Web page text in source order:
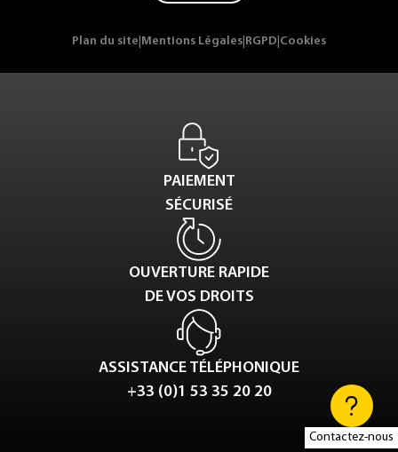
Contactez-nous
Plan du site Mentions Légales RGPD Cookies
PAIEMENT
SÉCURISÉ
OUVERTURE RAPIDE
DE VOS DROITS
ASSISTANCE TÉLÉPHONIQUE
+33 (0)1 53 35 20 20